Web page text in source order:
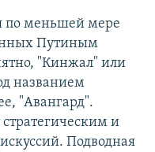
по меньшей мере
Путиным
"Кинжал" или
названием
"Авангард".
и
Подводная